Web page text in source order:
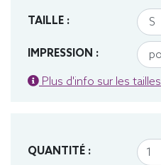
TAILLE :
IMPRESSION :
Plus d'info sur les tailles
QUANTITÉ :